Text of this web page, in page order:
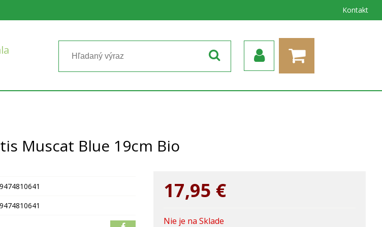
Kontakt
Muscat Blue 19cm Bio
17,95 €
Nie je na Sklade